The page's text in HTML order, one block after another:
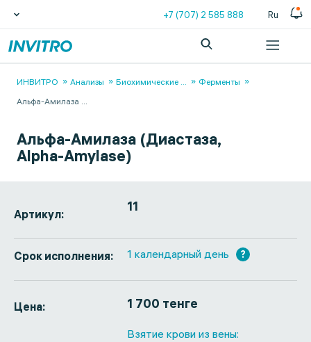
+7 (707) 2 585 888 Ru
ИНВИТРО Анализы Биохимические ...
Ферменты
Альфа-Амилаза ...
Альфа-Амилаза (Диастаза,
Alpha-Amylase)
Артикул: 11
Срок исполнения: 1 календарный день ?
Цена: 1 700 тенге
Взятие крови из вены: